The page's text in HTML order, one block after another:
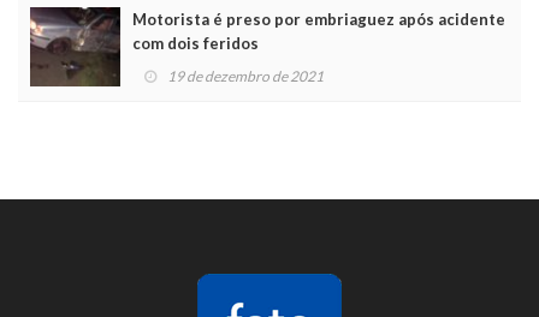
Motorista é preso por embriaguez após acidente
com dois feridos
19 de dezembro de 2021